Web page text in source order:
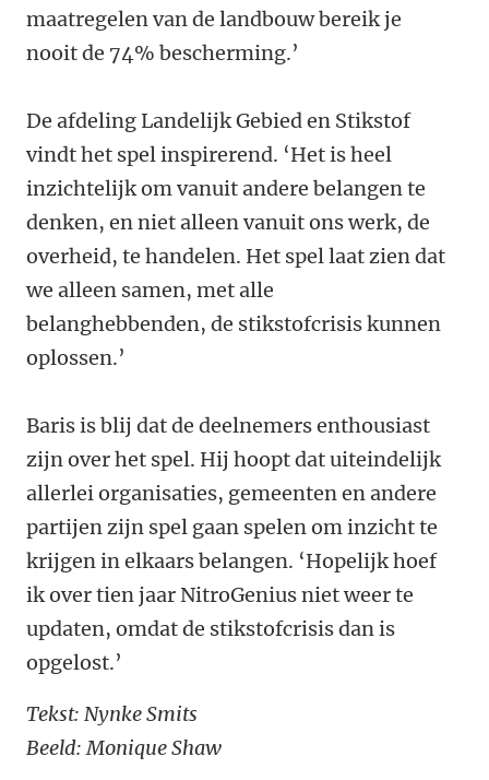
maatregelen van de landbouw bereik je
nooit de 74% bescherming.’
De afdeling Landelijk Gebied en Stikstof
vindt het spel inspirerend. ‘Het is heel
inzichtelijk om vanuit andere belangen te
denken, en niet alleen vanuit ons werk, de
overheid, te handelen. Het spel laat zien dat
we alleen samen, met alle
belanghebbenden, de stikstofcrisis kunnen
oplossen.’
Baris is blij dat de deelnemers enthousiast
zijn over het spel. Hij hoopt dat uiteindelijk
allerlei organisaties, gemeenten en andere
partijen zijn spel gaan spelen om inzicht te
krijgen in elkaars belangen. ‘Hopelijk hoef
ik over tien jaar NitroGenius niet weer te
updaten, omdat de stikstofcrisis dan is
opgelost.’
Tekst: Nynke Smits
Beeld: Monique Shaw